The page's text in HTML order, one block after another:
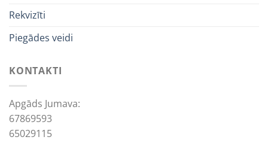
Rekvizīti
Piegādes veidi
KONTAKTI
Apgāds Jumava:
67869593
65029115